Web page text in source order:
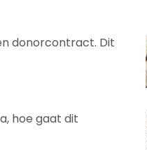
donorcontract. Dit
hoe gaat dit